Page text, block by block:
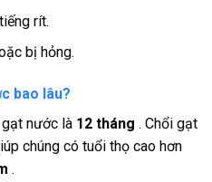
rít.
bị hỏng.
bao lâu?
gạt nước là 12 tháng . Chổi gạt
chúng có tuổi thọ cao hơn
.